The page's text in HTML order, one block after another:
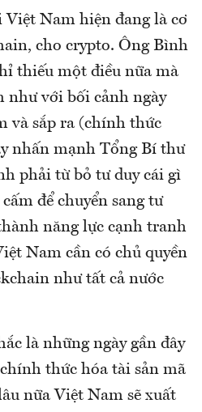
Nam hiện đang là cơ
cho crypto. Ông Bình
thiếu một điều nữa mà
như với bối cảnh ngày
và sắp ra (chính thức
nhấn mạnh Tổng Bí thư
phải từ bỏ tư duy cái gì
để chuyển sang tư
năng lực cạnh tranh
Nam cần có chủ quyền
như tất cả nước
là những ngày gần đây
thức hóa tài sản mã
nữa Việt Nam sẽ xuất